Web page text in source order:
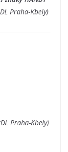
Praha-Kbely)
Praha-Kbely)